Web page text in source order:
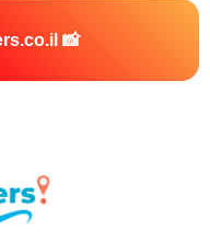
📸 Instagram - travelers.co.il